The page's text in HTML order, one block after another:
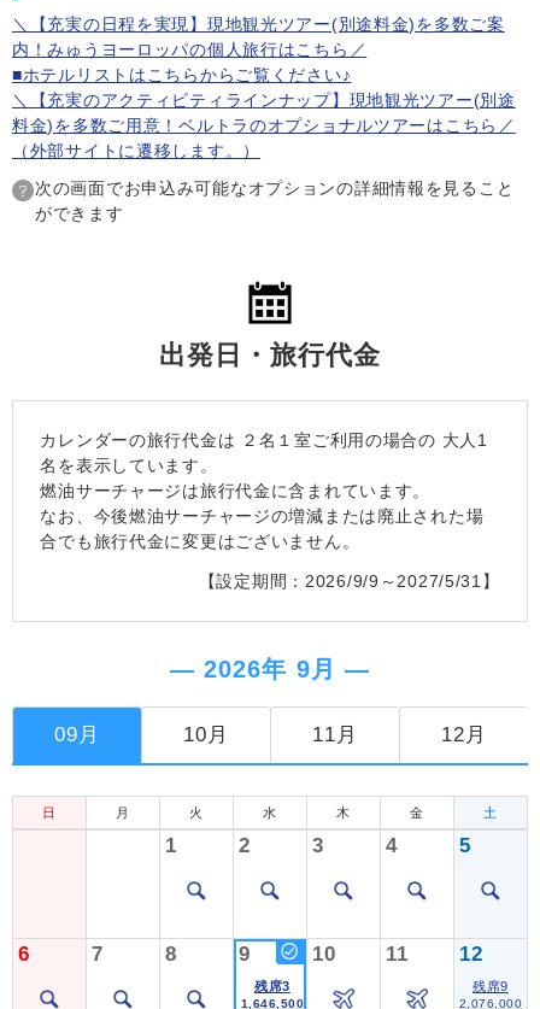
＼【充実の日程を実現】現地観光ツアー(別途料金)を多数ご案
内！みゅうヨーロッパの個人旅行はこちら／
■ホテルリストはこちらからご覧ください♪
＼【充実のアクティビティラインナップ】現地観光ツアー(別途
料金)を多数ご用意！ベルトラのオプショナルツアーはこちら／
（外部サイトに遷移します。）
次の画面でお申込み可能なオプションの詳細情報を見ること
ができます
出発日・旅行代金
カレンダーの旅行代金は ２名１室ご利用の場合の 大人1
名を表示しています。
燃油サーチャージは旅行代金に含まれています。
なお、今後燃油サーチャージの増減または廃止された場
合でも旅行代金に変更はございません。
【設定期間：2026/9/9～2027/5/31】
― 2026年 9月 ―
09月 10月 11月 12月
日 月 火 水 木 金 土
1 2 3 4 5
6 7 8 9
残席3
1,646,500
10 11 12
残席9
2,076,000